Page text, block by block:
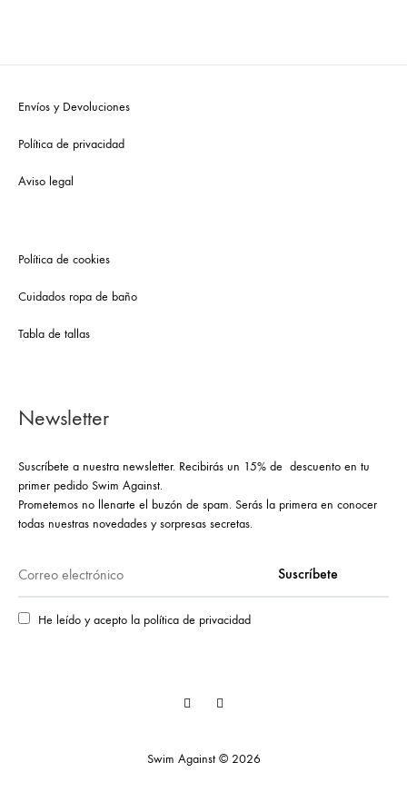
Envíos y Devoluciones
Política de privacidad
Aviso legal
Política de cookies
Cuidados ropa de baño
Tabla de tallas
Newsletter
Suscríbete a nuestra newsletter. Recibirás un 15% de descuento en tu
primer pedido Swim Against.
Prometemos no llenarte el buzón de spam. Serás la primera en conocer
todas nuestras novedades y sorpresas secretas.
He leído y acepto la política de privacidad
Swim Against © 2026
Facebook